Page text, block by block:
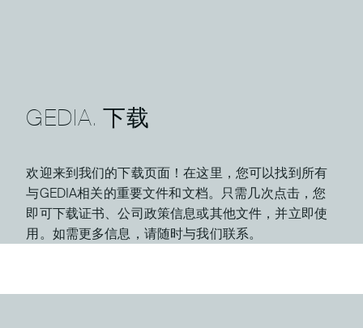
GEDIA. 下载
欢迎来到我们的下载页面！在这里，您可以找到所有
与GEDIA相关的重要文件和文档。只需几次点击，您
即可下载证书、公司政策信息或其他文件，并立即使
用。如需更多信息，请随时与我们联系。